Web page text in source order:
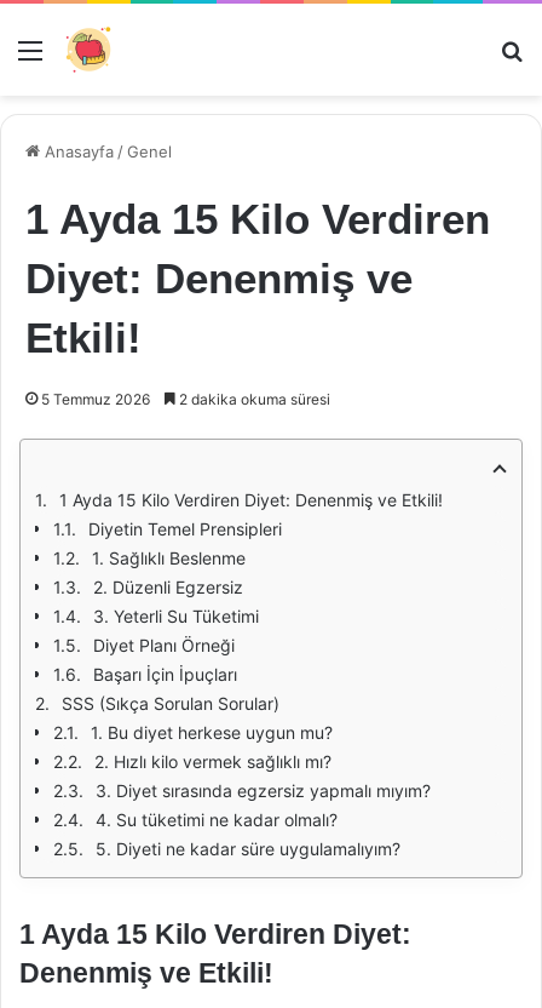
Menü
Anasayfa /Genel
1 Ayda 15 Kilo Verdiren
Diyet: Denenmiş ve
Etkili!
5 Temmuz 2026 2 dakika okuma süresi
1 Ayda 15 Kilo Verdiren Diyet: Denenmiş ve Etkili!
Diyetin Temel Prensipleri
1. Sağlıklı Beslenme
2. Düzenli Egzersiz
3. Yeterli Su Tüketimi
Diyet Planı Örneği
Başarı İçin İpuçları
SSS (Sıkça Sorulan Sorular)
1. Bu diyet herkese uygun mu?
2. Hızlı kilo vermek sağlıklı mı?
3. Diyet sırasında egzersiz yapmalı mıyım?
4. Su tüketimi ne kadar olmalı?
5. Diyeti ne kadar süre uygulamalıyım?
1 Ayda 15 Kilo Verdiren Diyet:
Denenmiş ve Etkili!